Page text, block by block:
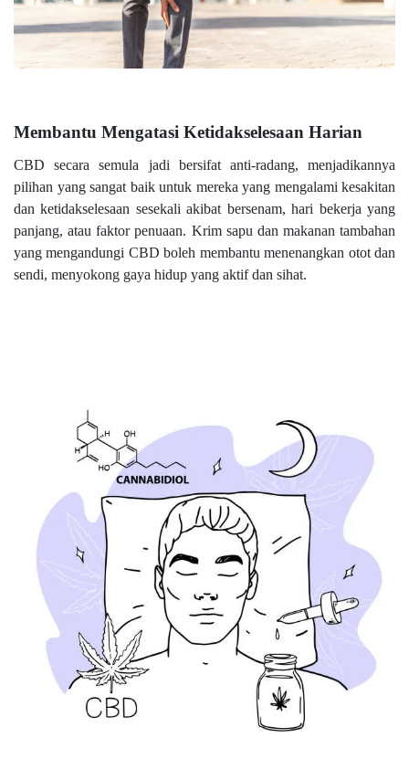
Membantu Mengatasi Ketidakselesaan Harian
CBD secara semula jadi bersifat anti-radang, menjadikannya
pilihan yang sangat baik untuk mereka yang mengalami kesakitan
dan ketidakselesaan sesekali akibat bersenam, hari bekerja yang
panjang, atau faktor penuaan. Krim sapu dan makanan tambahan
yang mengandungi CBD boleh membantu menenangkan otot dan
sendi, menyokong gaya hidup yang aktif dan sihat.